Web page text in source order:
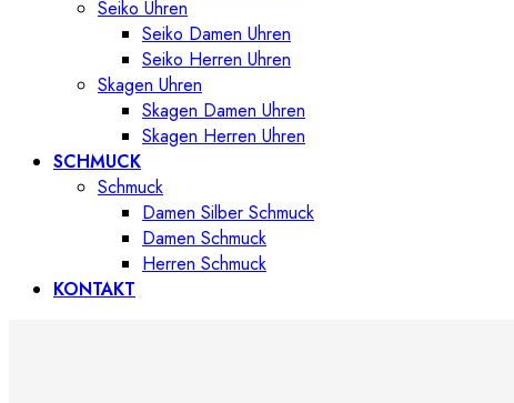
Seiko Uhren
Seiko Damen Uhren
Seiko Herren Uhren
Skagen Uhren
Skagen Damen Uhren
Skagen Herren Uhren
SCHMUCK
Schmuck
Damen Silber Schmuck
Damen Schmuck
Herren Schmuck
KONTAKT